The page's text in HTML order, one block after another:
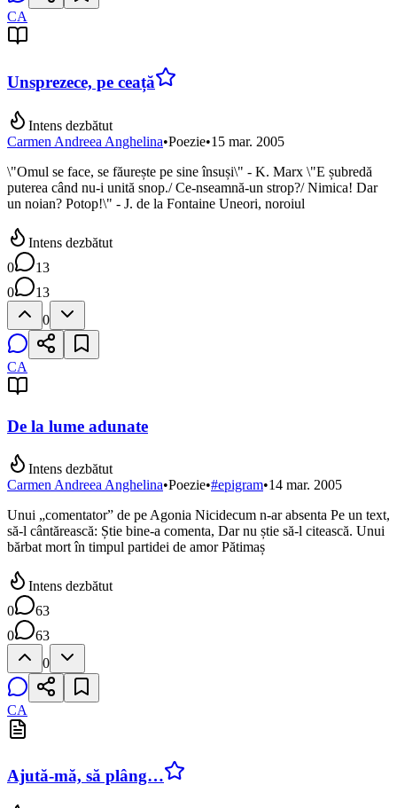
CA
Unsprezece, pe ceață
Intens dezbătut
Carmen Andreea Anghelina•Poezie•15 mar. 2005
\"Omul se face, se făurește pe sine însuși\" - K. Marx \"E șubredă
puterea când nu-i unită snop./ Ce-nseamnă-un strop?/ Nimica! Dar
un noian? Potop!\" - J. de la Fontaine Uneori, noroiul
Intens dezbătut
0
13
0
13
0
CA
De la lume adunate
Intens dezbătut
Carmen Andreea Anghelina•Poezie•#epigram•14 mar. 2005
Unui „comentator” de pe Agonia Nicidecum n-ar absenta Pe un text,
să-l cântărească: Știe bine-a comenta, Dar nu știe să-l citească. Unui
bărbat mort în timpul partidei de amor Pătimaș
Intens dezbătut
0
63
0
63
0
CA
Ajută-mă, să plâng…